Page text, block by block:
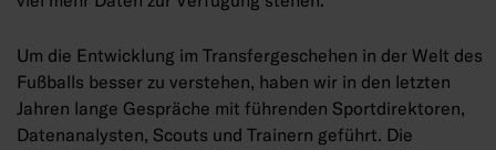
Um die Entwicklung im Transfergeschehen in der Welt des
Fußballs besser zu verstehen, haben wir in den letzten
Jahren lange Gespräche mit führenden Sportdirektoren,
Datenanalysten, Scouts und Trainern geführt. Die